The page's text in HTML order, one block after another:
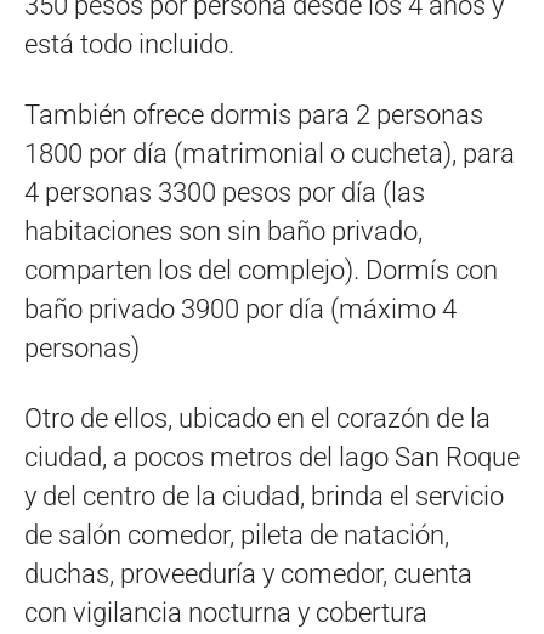
está todo incluido.
También ofrece dormis para 2 personas
1800 por día (matrimonial o cucheta), para
4 personas 3300 pesos por día (las
habitaciones son sin baño privado,
comparten los del complejo). Dormís con
baño privado 3900 por día (máximo 4
personas)
Otro de ellos, ubicado en el corazón de la
ciudad, a pocos metros del lago San Roque
y del centro de la ciudad, brinda el servicio
de salón comedor, pileta de natación,
duchas, proveeduría y comedor, cuenta
con vigilancia nocturna y cobertura